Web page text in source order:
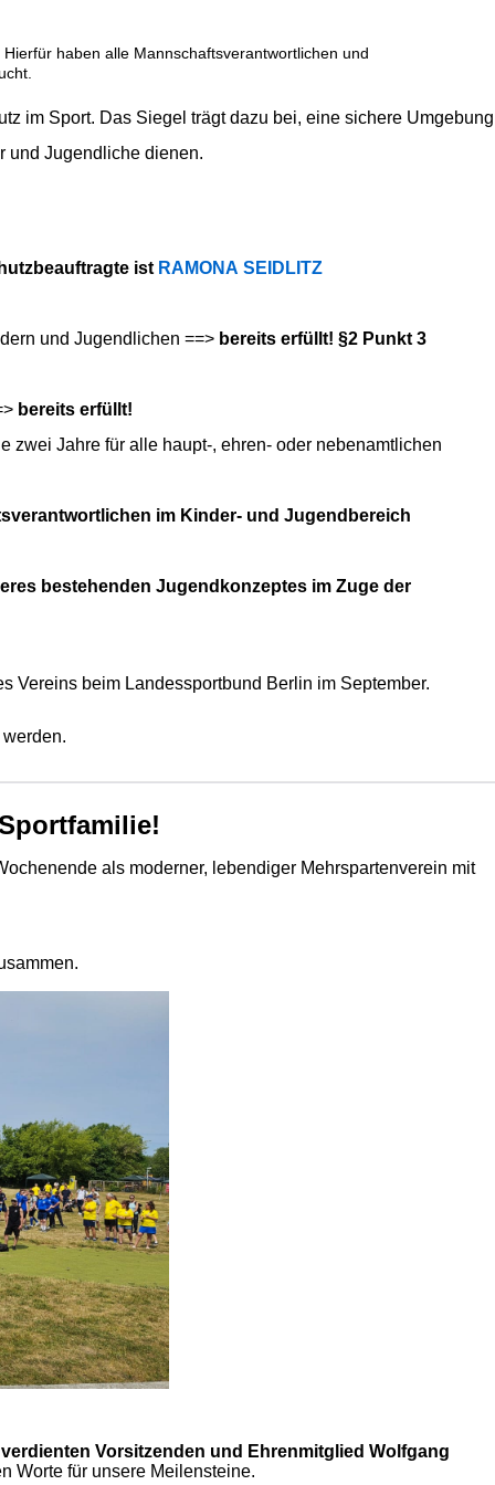
haben alle Mannschaftsverantwortlichen und
im Sport. Das Siegel trägt dazu bei, eine sichere Umgebung
und Jugendliche dienen.
ist RAMONA SEIDLITZ
und Jugendlichen ==> bereits erfüllt! §2 Punkt 3
bereits erfüllt!
Jahre für alle haupt-, ehren- oder nebenamtlichen
im Kinder- und Jugendbereich
bestehenden Jugendkonzeptes im Zuge der
Vereins beim Landessportbund Berlin im September.
als moderner, lebendiger Mehrspartenverein mit
verdienten Vorsitzenden und Ehrenmitglied Wolfgang
Worte für unsere Meilensteine.